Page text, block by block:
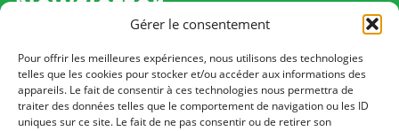
Gérer le consentement
Pour offrir les meilleures expériences, nous utilisons des technologies
telles que les cookies pour stocker et/ou accéder aux informations des
appareils. Le fait de consentir à ces technologies nous permettra de
traiter des données telles que le comportement de navigation ou les ID
uniques sur ce site. Le fait de ne pas consentir ou de retirer son
Recevez l'actualité de Ma Chance Moi Aussi pour en
savoir plus sur nos temps forts et nos résultats.
Cliquez pour vous inscrire